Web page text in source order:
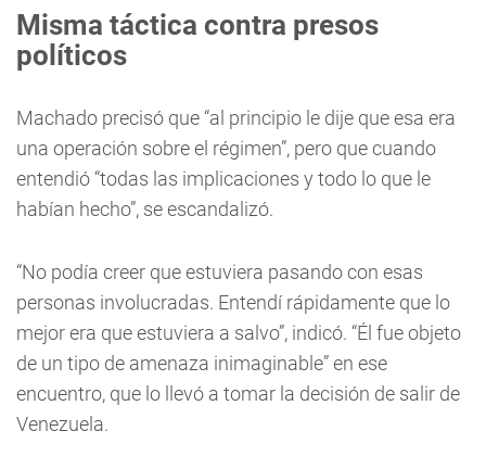
Misma táctica contra presos
políticos
Machado precisó que “al principio le dije que esa era
una operación sobre el régimen”, pero que cuando
entendió “todas las implicaciones y todo lo que le
habían hecho”, se escandalizó.
“No podía creer que estuviera pasando con esas
personas involucradas. Entendí rápidamente que lo
mejor era que estuviera a salvo”, indicó. “Él fue objeto
de un tipo de amenaza inimaginable” en ese
encuentro, que lo llevó a tomar la decisión de salir de
Venezuela.